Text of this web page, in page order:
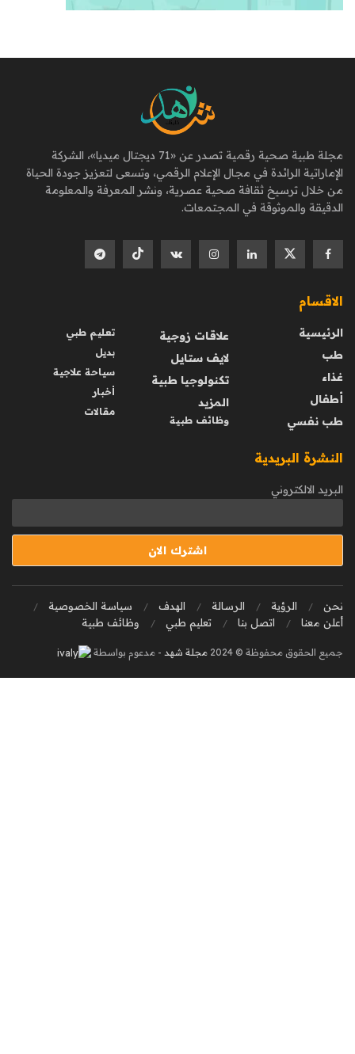
مجلة طبية صحية رقمية تصدر عن «71 ديجتال ميديا»، الشركة
الإماراتية الرائدة في مجال الإعلام الرقمي، وتسعى لتعزيز جودة الحياة
من خلال ترسيخ ثقافة صحية عصرية، ونشر المعرفة والمعلومة
الدقيقة والموثوقة في المجتمعات.
الاقسام
الرئيسية
طب
غذاء
أطفال
طب نفسي
علاقات زوجية
لايف ستايل
تكنولوجيا طبية
المزيد
وظائف طبية
تعليم طبي
بديل
سياحة علاجية
أخبار
مقالات
النشرة البريدية
البريد الالكتروني
نحن الرؤية الرسالة الهدف
سياسة الخصوصية
أعلن معنا
اتصل بنا تعليم طبي وظائف طبية
جميع الحقوق محفوظة © 2024 مجلة شهد - مدعوم بواسطة